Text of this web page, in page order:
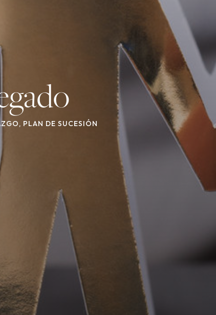
, PLAN DE SUCESIÓN